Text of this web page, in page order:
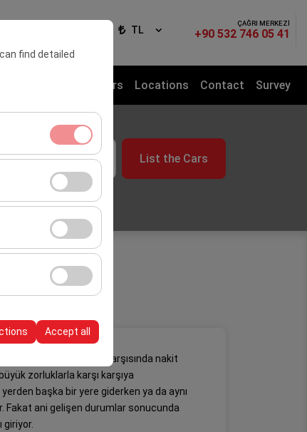
find detailed
and basic
behavior).
of
Accept all
TL
ÇAĞRI MERKEZİ
+90 532 746 05 41
Rental Cars Locations Contact Survey
09:00 List the Cars
ve bunun gibi sorunlar karşısında nakit
zorluklarla karşı karşıya
başka bir yere giderken ya da aynı
Fakat ani gelişen durumlar sonucunda
giriyor.